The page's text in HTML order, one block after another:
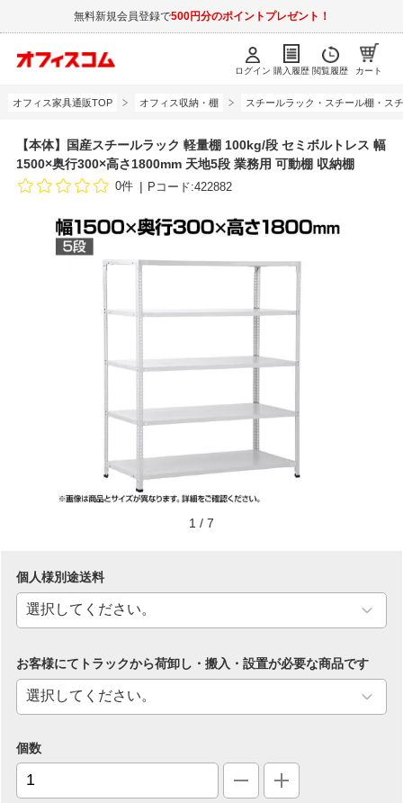
無料新規会員登録で500円分のポイントプレゼント！
ログイン 購入履歴 閲覧履歴 カート
オフィス家具通販TOP オフィス収納・棚 スチールラック・スチール棚・ス
【本体】国産スチールラック 軽量棚 100kg/段 セミボルトレス 幅
1500×奥行300×高さ1800mm 天地5段 業務用 可動棚 収納棚
0件 Pコード:422882
1 / 7
個人様別途送料
お客様にてトラックから荷卸し・搬入・設置が必要な商品です
個数